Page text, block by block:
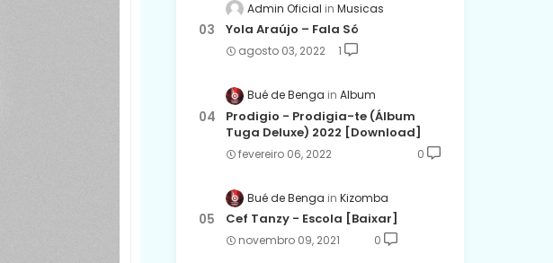
Admin Oficial Musicas
Yola Araújo – Fala Só
agosto 03, 2022 1
Bué de Benga Album
Prodigio - Prodigia-te (Álbum
Tuga Deluxe) 2022 [Download]
fevereiro 06, 2022 0
Bué de Benga Kizomba
Cef Tanzy - Escola [Baixar]
novembro 09, 2021 0